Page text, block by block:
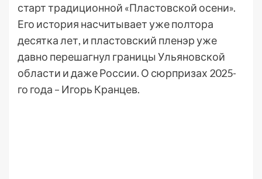
старт традиционной «Пластовской осени».
Его история насчитывает уже полтора
десятка лет, и пластовский пленэр уже
давно перешагнул границы Ульяновской
области и даже России. О сюрпризах 2025-
го года – Игорь Кранцев.